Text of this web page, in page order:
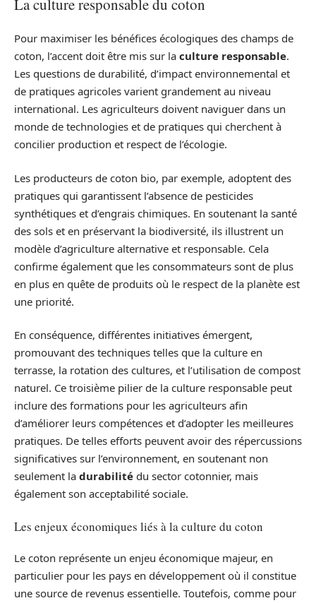
Pour maximiser les bénéfices écologiques des champs de
coton, l’accent doit être mis sur la culture responsable.
Les questions de durabilité, d’impact environnemental et
de pratiques agricoles varient grandement au niveau
international. Les agriculteurs doivent naviguer dans un
monde de technologies et de pratiques qui cherchent à
concilier production et respect de l’écologie.
Les producteurs de coton bio, par exemple, adoptent des
pratiques qui garantissent l’absence de pesticides
synthétiques et d’engrais chimiques. En soutenant la santé
des sols et en préservant la biodiversité, ils illustrent un
modèle d’agriculture alternative et responsable. Cela
confirme également que les consommateurs sont de plus
en plus en quête de produits où le respect de la planète est
une priorité.
En conséquence, différentes initiatives émergent,
promouvant des techniques telles que la culture en
terrasse, la rotation des cultures, et l’utilisation de compost
naturel. Ce troisième pilier de la culture responsable peut
inclure des formations pour les agriculteurs afin
d’améliorer leurs compétences et d’adopter les meilleures
pratiques. De telles efforts peuvent avoir des répercussions
significatives sur l’environnement, en soutenant non
seulement la durabilité du sector cotonnier, mais
également son acceptabilité sociale.
Les enjeux économiques liés à la culture du coton
Le coton représente un enjeu économique majeur, en
particulier pour les pays en développement où il constitue
une source de revenus essentielle. Toutefois, comme pour